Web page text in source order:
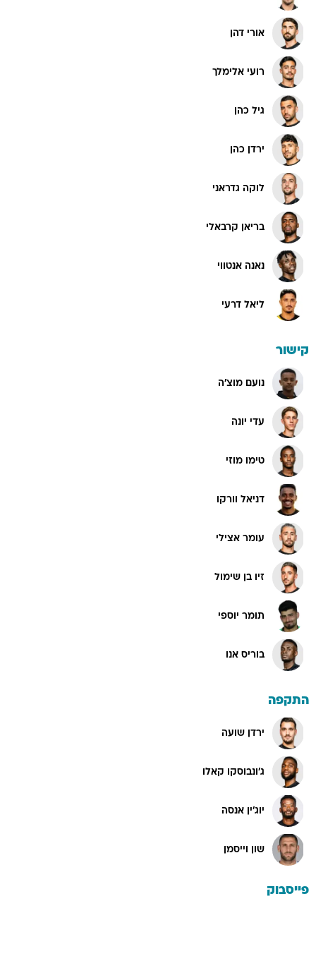
אורי דהן
רועי אלימלך
גיל כהן
ירדן כהן
לוקה גדראני
בריאן קרבאלי
נאנה אנטווי
ליאל דרעי
קישור
נועם מוצ'ה
עדי יונה
טימו מוזי
דניאל וורקו
עומר אצילי
זיו בן שימול
תומר יוספי
בוריס אנו
התקפה
ירדן שועה
ג'ונבוסקו קאלו
יוג'ין אנסה
שון וייסמן
פייסבוק